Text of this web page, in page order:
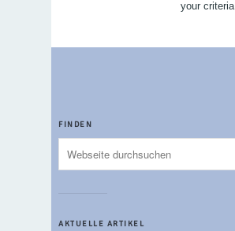
your criteria
FINDEN
AKTUELLE ARTIKEL